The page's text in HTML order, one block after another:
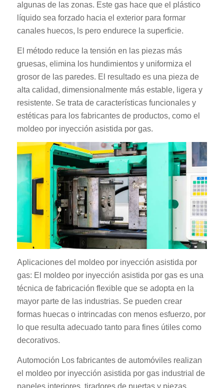
algunas de las zonas. Este gas hace que el plástico
líquido sea forzado hacia el exterior para formar
canales huecos, ls pero endurece la superficie.
El método reduce la tensión en las piezas más
gruesas, elimina los hundimientos y uniformiza el
grosor de las paredes. El resultado es una pieza de
alta calidad, dimensionalmente más estable, ligera y
resistente. Se trata de características funcionales y
estéticas para los fabricantes de productos, como el
moldeo por inyección asistida por gas.
Aplicaciones del moldeo por inyección asistida por
gas: El moldeo por inyección asistida por gas es una
técnica de fabricación flexible que se adopta en la
mayor parte de las industrias. Se pueden crear
formas huecas o intrincadas con menos esfuerzo, por
lo que resulta adecuado tanto para fines útiles como
decorativos.
Automoción Los fabricantes de automóviles realizan
el moldeo por inyección asistida por gas industrial de
paneles interiores, tiradores de puertas y piezas